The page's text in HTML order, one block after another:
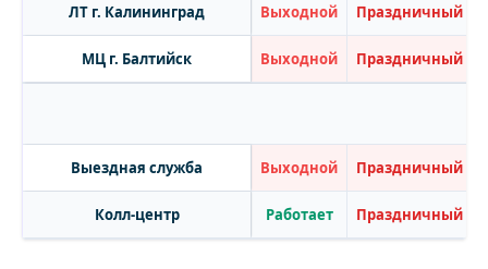
ЛТ г. Калининград Выходной Праздничный
МЦ г. Балтийск Выходной Праздничный
Выездная служба Выходной Праздничный
Колл-центр Работает Праздничный